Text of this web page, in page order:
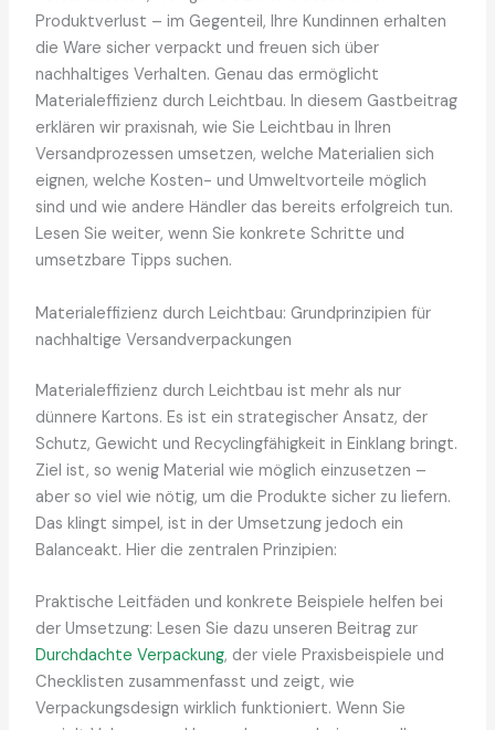
Produktverlust – im Gegenteil, Ihre Kundinnen erhalten
die Ware sicher verpackt und freuen sich über
nachhaltiges Verhalten. Genau das ermöglicht
Materialeffizienz durch Leichtbau. In diesem Gastbeitrag
erklären wir praxisnah, wie Sie Leichtbau in Ihren
Versandprozessen umsetzen, welche Materialien sich
eignen, welche Kosten- und Umweltvorteile möglich
sind und wie andere Händler das bereits erfolgreich tun.
Lesen Sie weiter, wenn Sie konkrete Schritte und
umsetzbare Tipps suchen.
Materialeffizienz durch Leichtbau: Grundprinzipien für
nachhaltige Versandverpackungen
Materialeffizienz durch Leichtbau ist mehr als nur
dünnere Kartons. Es ist ein strategischer Ansatz, der
Schutz, Gewicht und Recyclingfähigkeit in Einklang bringt.
Ziel ist, so wenig Material wie möglich einzusetzen –
aber so viel wie nötig, um die Produkte sicher zu liefern.
Das klingt simpel, ist in der Umsetzung jedoch ein
Balanceakt. Hier die zentralen Prinzipien:
Praktische Leitfäden und konkrete Beispiele helfen bei
der Umsetzung: Lesen Sie dazu unseren Beitrag zur
Durchdachte Verpackung, der viele Praxisbeispiele und
Checklisten zusammenfasst und zeigt, wie
Verpackungsdesign wirklich funktioniert. Wenn Sie